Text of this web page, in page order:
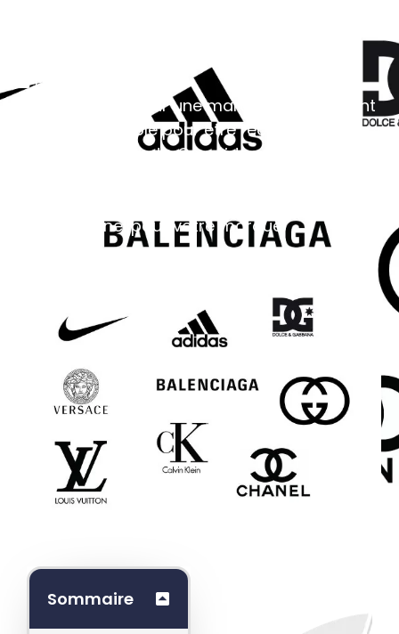
marque de vêtement
Publié le
Créer un logo pour une marque de vêtement
est indispensable pour être reconnu dans le
monde de la mode. Ce guide vous
professionnel pour votre marque.
Sommaire